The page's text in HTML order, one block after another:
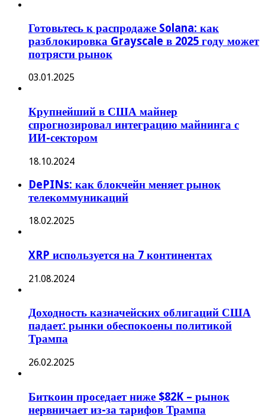
Готовьтесь к распродаже Solana: как
разблокировка Grayscale в 2025 году может
потрясти рынок
03.01.2025
Крупнейший в США майнер
спрогнозировал интеграцию майнинга с
ИИ-сектором
18.10.2024
DePINs: как блокчейн меняет рынок
телекоммуникаций
18.02.2025
XRP используется на 7 континентах
21.08.2024
Доходность казначейских облигаций США
падает: рынки обеспокоены политикой
Трампа
26.02.2025
Биткоин проседает ниже $82K – рынок
нервничает из-за тарифов Трампа